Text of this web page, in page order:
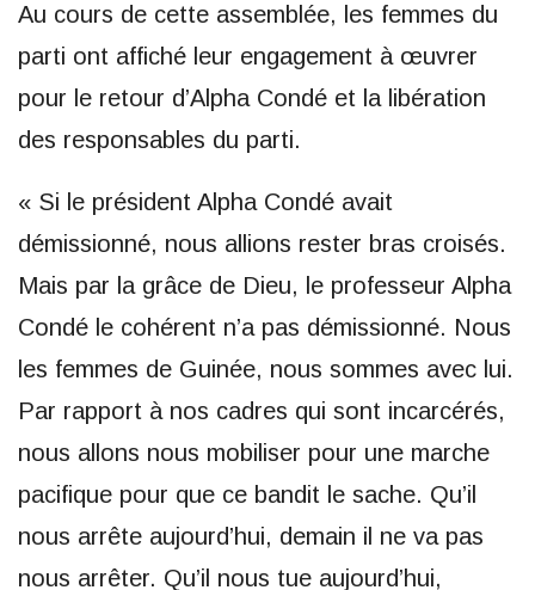
Au cours de cette assemblée, les femmes du
parti ont affiché leur engagement à œuvrer
pour le retour d’Alpha Condé et la libération
des responsables du parti.
« Si le président Alpha Condé avait
démissionné, nous allions rester bras croisés.
Mais par la grâce de Dieu, le professeur Alpha
Condé le cohérent n’a pas démissionné. Nous
les femmes de Guinée, nous sommes avec lui.
Par rapport à nos cadres qui sont incarcérés,
nous allons nous mobiliser pour une marche
pacifique pour que ce bandit le sache. Qu’il
nous arrête aujourd’hui, demain il ne va pas
nous arrêter. Qu’il nous tue aujourd’hui,